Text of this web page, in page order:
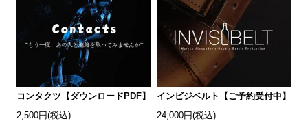
コンタクツ【ダウンロードPDF】
2,500円(税込)
インビジベルト【ご予約受付中】
24,000円(税込)